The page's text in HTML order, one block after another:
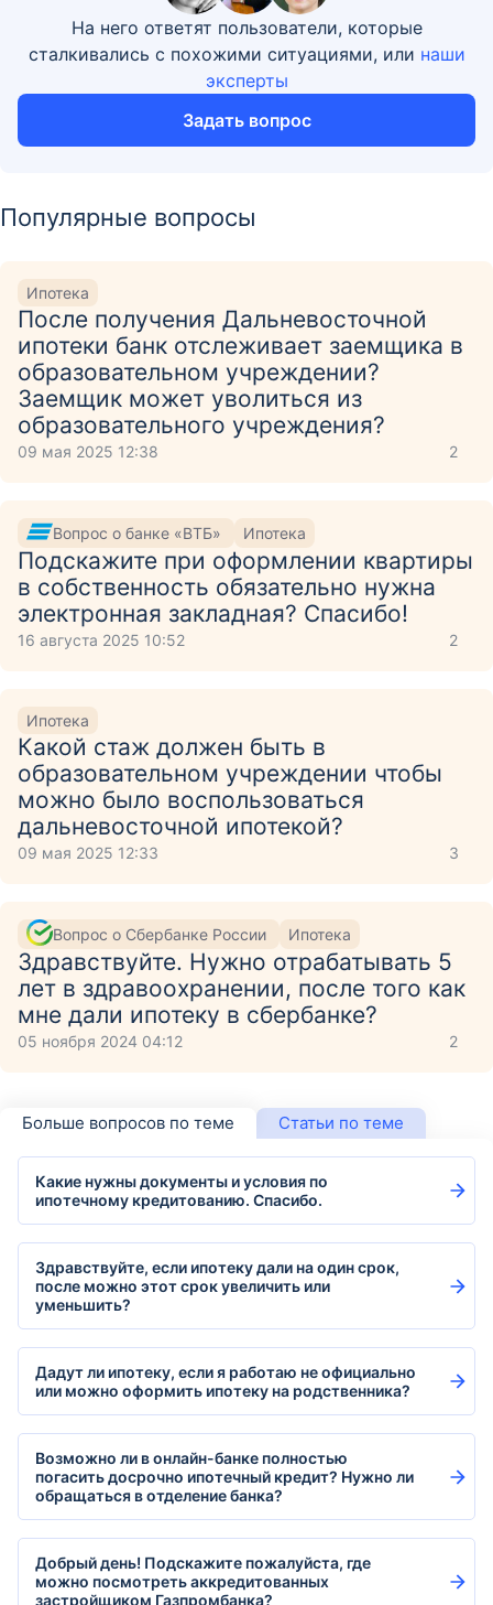
На него ответят пользователи, которые
сталкивались с похожими ситуациями, или наши
эксперты
Задать вопрос
Популярные вопросы
Ипотека
После получения Дальневосточной
ипотеки банк отслеживает заемщика в
образовательном учреждении?
Заемщик может уволиться из
образовательного учреждения?
09 мая 2025 12:38 2
Вопрос о банке «ВТБ» Ипотека
Подскажите при оформлении квартиры
в собственность обязательно нужна
электронная закладная? Спасибо!
16 августа 2025 10:52 2
Ипотека
Какой стаж должен быть в
образовательном учреждении чтобы
можно было воспользоваться
дальневосточной ипотекой?
09 мая 2025 12:33 3
Вопрос о Сбербанке России Ипотека
Здравствуйте. Нужно отрабатывать 5
лет в здравоохранении, после того как
мне дали ипотеку в сбербанке?
05 ноября 2024 04:12 2
Больше вопросов по теме Статьи по теме
Какие нужны документы и условия по
ипотечному кредитованию. Спасибо.
Здравствуйте, если ипотеку дали на один срок,
после можно этот срок увеличить или
уменьшить?
Дадут ли ипотеку, если я работаю не официально
или можно оформить ипотеку на родственника?
Возможно ли в онлайн-банке полностью
погасить досрочно ипотечный кредит? Нужно ли
обращаться в отделение банка?
Добрый день! Подскажите пожалуйста, где
можно посмотреть аккредитованных
застройщиком Газпромбанка?